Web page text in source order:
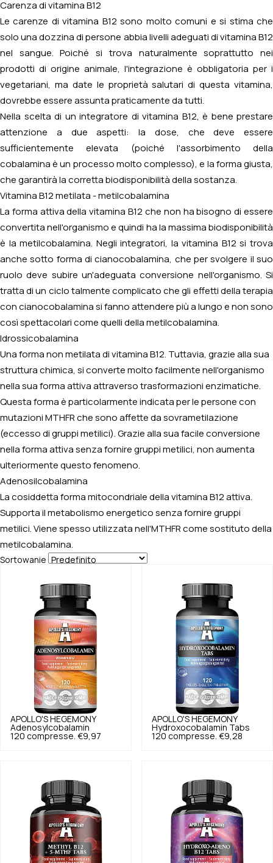
Carenza di vitamina B12
Le carenze di vitamina B12 sono molto comuni e si stima che
solo una dozzina di persone abbia livelli adeguati di vitamina B12
nel sangue. Poiché si trova naturalmente soprattutto nei
prodotti di origine animale, l'integrazione è obbligatoria per i
vegetariani, ma date le proprietà salutari di questa vitamina,
dovrebbe essere assunta praticamente da tutti.
Nella scelta di un integratore di vitamina B12, è bene prestare
attenzione a due aspetti: la dose, che deve essere
sufficientemente elevata (poiché l'assorbimento della
cobalamina è un processo molto complesso), e la forma giusta,
che garantirà la corretta biodisponibilità della sostanza.
Vitamina B12 metilata - metilcobalamina
La forma attiva della vitamina B12 che non ha bisogno di essere
convertita nell'organismo e quindi ha la massima biodisponibilità
è la metilcobalamina. Negli integratori, la vitamina B12 si trova
anche sotto forma di cianocobalamina, che per svolgere il suo
ruolo deve subire un'adeguata conversione nell'organismo. Si
tratta di un ciclo talmente complicato che gli effetti della terapia
con cianocobalamina si fanno attendere più a lungo e non sono
così spettacolari come quelli della metilcobalamina.
Idrossicobalamina
Una forma non metilata di vitamina B12. Tuttavia, grazie alla sua
struttura chimica, si converte molto facilmente nell'organismo
nella sua forma attiva attraverso trasformazioni enzimatiche.
Questa forma è particolarmente indicata per le persone con
mutazioni MTHFR che sono affette da sovrametilazione
(eccesso di gruppi metilici). Grazie alla sua facile conversione
nella forma attiva senza fornire gruppi metilici, non aumenta
ulteriormente questo fenomeno.
Adenosilcobalamina
La cosiddetta forma mitocondriale della vitamina B12 attiva.
Supporta il metabolismo energetico senza fornire gruppi
metilici. Viene spesso utilizzata nell'MTHFR come sostituto della
metilcobalamina.
Sortowanie
APOLLO'S HEGEMONY
Adenosylcobalamin
120 compresse. €9,97
APOLLO'S HEGEMONY
Hydroxocobalamin Tabs
120 compresse. €9,28